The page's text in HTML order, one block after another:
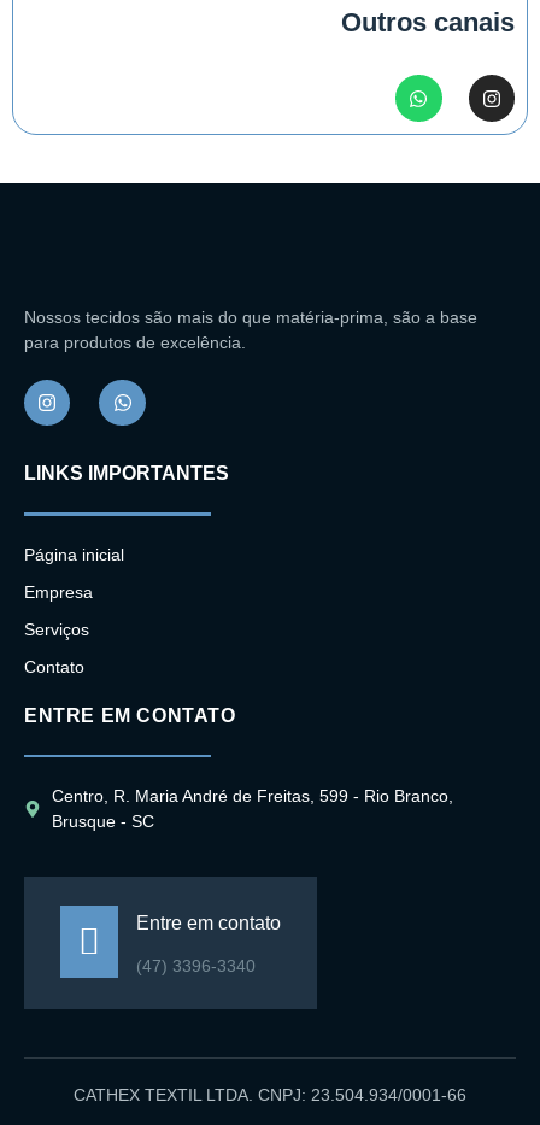
Outros canais
Nossos tecidos são mais do que matéria-prima, são a base
para produtos de excelência.
LINKS IMPORTANTES
Página inicial
Empresa
Serviços
Contato
ENTRE EM CONTATO
Centro, R. Maria André de Freitas, 599 - Rio Branco,
Brusque - SC
Entre em contato
(47) 3396-3340
CATHEX TEXTIL LTDA. CNPJ: 23.504.934/0001-66